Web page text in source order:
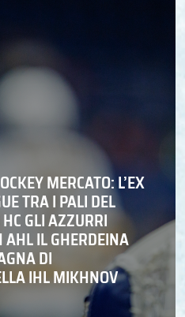
MERCATO: L’EX
TRA I PALI DEL
GLI AZZURRI
AHL IL GHERDEINA
DI
IHL MIKHNOV